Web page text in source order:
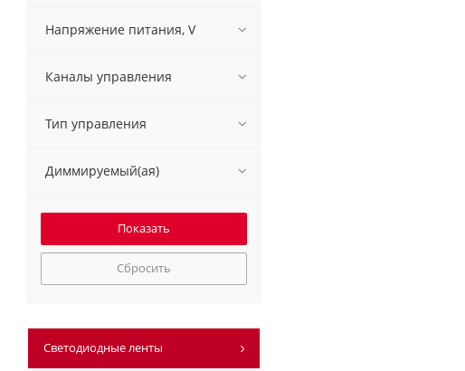
Напряжение питания, V
Каналы управления
Тип управления
Диммируемый(ая)
Сбросить
Светодиодные ленты